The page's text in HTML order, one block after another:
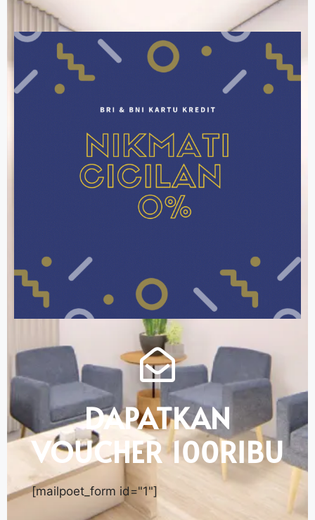
DAPATKAN
VOUCHER 100RIBU
[mailpoet_form id="1"]